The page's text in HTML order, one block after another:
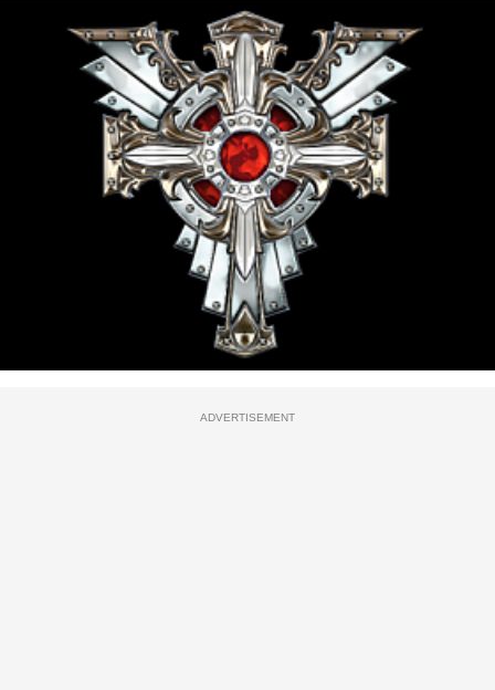
ADVERTISEMENT